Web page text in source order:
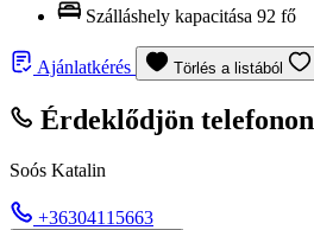
Szálláshely kapacitása 92 fő
Ajánlatkérés Törlés a listából
Érdeklődjön telefonon
Soós Katalin
+36304115663